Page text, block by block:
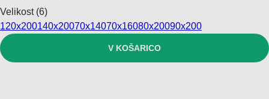
Velikost (6)
120x200140x20070x14070x16080x20090x200
V KOŠARICO